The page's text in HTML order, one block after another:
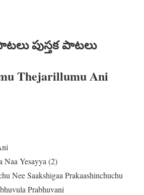
పుస్తక పాటలు
Thejarillumu Ani
Naa Yesayya (2)
Nee Saakshigaa Prakaashinchuchu
Prabhuvani